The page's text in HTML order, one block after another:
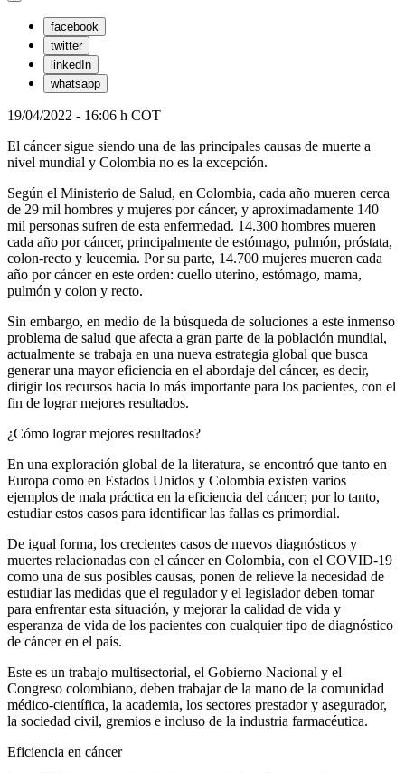
facebook
twitter
linkedIn
whatsapp
19/04/2022 - 16:06 h COT
El cáncer sigue siendo una de las principales causas de muerte a
nivel mundial y Colombia no es la excepción.
Según el Ministerio de Salud, en Colombia, cada año mueren cerca
de 29 mil hombres y mujeres por cáncer, y aproximadamente 140
mil personas sufren de esta enfermedad. 14.300 hombres mueren
cada año por cáncer, principalmente de estómago, pulmón, próstata,
colon-recto y leucemia. Por su parte, 14.700 mujeres mueren cada
año por cáncer en este orden: cuello uterino, estómago, mama,
pulmón y colon y recto.
Sin embargo, en medio de la búsqueda de soluciones a este inmenso
problema de salud que afecta a gran parte de la población mundial,
actualmente se trabaja en una nueva estrategia global que busca
generar una mayor eficiencia en el abordaje del cáncer, es decir,
dirigir los recursos hacia lo más importante para los pacientes, con el
fin de lograr mejores resultados.
¿Cómo lograr mejores resultados?
En una exploración global de la literatura, se encontró que tanto en
Europa como en Estados Unidos y Colombia existen varios
ejemplos de mala práctica en la eficiencia del cáncer; por lo tanto,
estudiar estos casos para identificar las fallas es primordial.
De igual forma, los crecientes casos de nuevos diagnósticos y
muertes relacionadas con el cáncer en Colombia, con el COVID-19
como una de sus posibles causas, ponen de relieve la necesidad de
estudiar las medidas que el regulador y el legislador deben tomar
para enfrentar esta situación, y mejorar la calidad de vida y
esperanza de vida de los pacientes con cualquier tipo de diagnóstico
de cáncer en el país.
Este es un trabajo multisectorial, el Gobierno Nacional y el
Congreso colombiano, deben trabajar de la mano de la comunidad
médico-científica, la academia, los sectores prestador y asegurador,
la sociedad civil, gremios e incluso de la industria farmacéutica.
Eficiencia en cáncer